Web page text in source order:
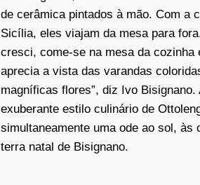
de cerâmica pintados à mão. Com a
Sicília, eles viajam da mesa para
cresci, come-se na mesa da cozinha
aprecia a vista das varandas
magníficas flores”, diz Ivo
exuberante estilo culinário de
simultaneamente uma ode ao sol, às
terra natal de Bisignano.